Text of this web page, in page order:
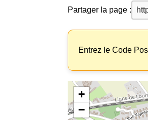
Partager la page :
Entrez le Code
+
−